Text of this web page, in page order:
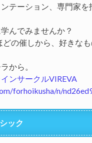
テーション、専門家
んでみませんか？
どの催しから、好きな
から。
ンサークルVIREVA
forhoikusha/n/
ック